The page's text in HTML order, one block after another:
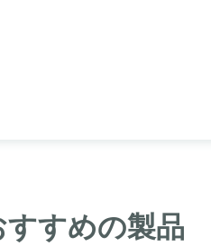
すすめの製品